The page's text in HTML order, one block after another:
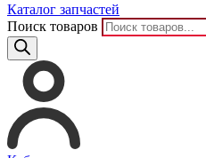
Каталог запчастей
Поиск товаров